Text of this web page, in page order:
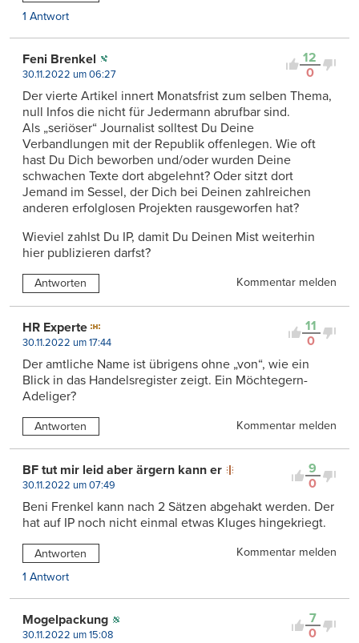
1 Antwort
12
0
Feni Brenkel
30.11.2022 um 06:27
Der vierte Artikel innert Monatsfrist zum selben Thema,
null Infos die nicht für Jedermann abrufbar sind.
Als „seriöser“ Journalist solltest Du Deine
Verbandlungen mit der Republik offenlegen. Wie oft
hast Du Dich beworben und/oder wurden Deine
schwachen Texte dort abgelehnt? Oder sitzt dort
Jemand im Sessel, der Dich bei Deinen zahlreichen
anderen erfolglosen Projekten rausgeworfen hat?
Wieviel zahlst Du IP, damit Du Deinen Mist weiterhin
hier publizieren darfst?
Antworten Kommentar melden
11
0
HR Experte
30.11.2022 um 17:44
Der amtliche Name ist übrigens ohne „von“, wie ein
Blick in das Handelsregister zeigt. Ein Möchtegern-
Adeliger?
Antworten Kommentar melden
9
0
BF tut mir leid aber ärgern kann er
30.11.2022 um 07:49
Beni Frenkel kann nach 2 Sätzen abgehakt werden. Der
hat auf IP noch nicht einmal etwas Kluges hingekriegt.
Antworten
Kommentar melden
1 Antwort
7
0
Mogelpackung
30.11.2022 um 15:08